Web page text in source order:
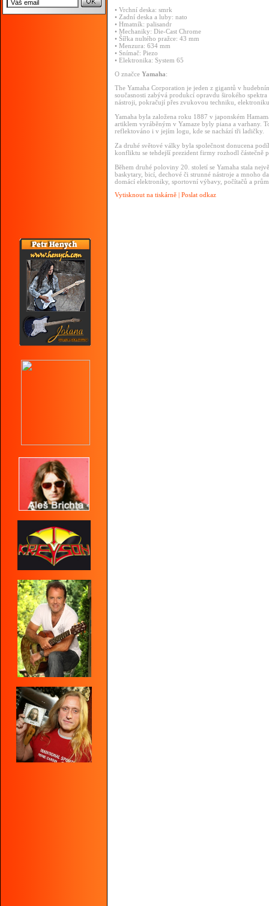
• Vrchní deska: smrk
• Zadní deska a luby: nato
• Hmatník: palisandr
• Mechaniky: Die-Cast Chrome
• Šířka nultého pražce: 43 mm
• Menzura: 634 mm
• Snímač: Piezo
• Elektronika: System 65
O značce Yamaha:
The Yamaha Corporation je jeden z gigantů v
současnosti zabývá produkcí opravdu širokého
nástroji, pokračují přes zvukovou techniku,
Yamaha byla založena roku 1887 v japonském
artiklem vyráběným v Yamaze byly piana a varhany.
reflektováno i v jejím logu, kde se nachází tři ladičky.
Za druhé světové války byla společnost donucena
konfliktu se tehdejší prezident firmy rozhodl
Během druhé poloviny 20. století se Yamaha stala
baskytary, bicí, dechové či strunné nástroje a mnoho
domácí elektroniky, sportovní výbavy, počítačů a
Vytisknout na tiskárně | Poslat odkaz